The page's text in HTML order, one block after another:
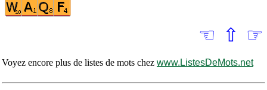
☜ ⇧ ☞
Voyez encore plus de listes de mots chez www.ListesDeMots.net